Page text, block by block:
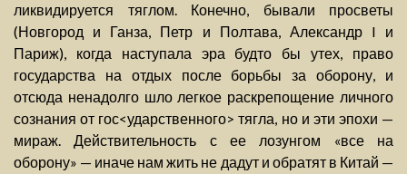
ликвидируется тяглом. Конечно, бывали просветы
(Новгород и Ганза, Петр и Полтава, Александр I и
Париж), когда наступала эра будто бы утех, право
государства на отдых после борьбы за оборону, и
отсюда ненадолго шло легкое раскрепощение личного
сознания от гос<ударственного> тягла, но и эти эпохи —
мираж. Действительность с ее лозунгом «все на
оборону» — иначе нам жить не дадут и обратят в Китай —